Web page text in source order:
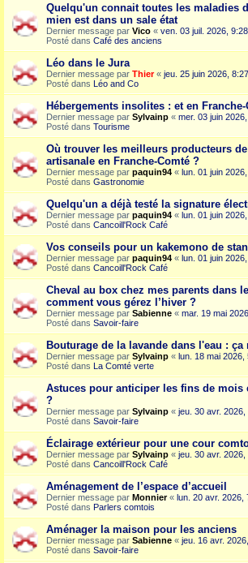
Quelqu'un connait toutes les maladies
mien est dans un sale état
Dernier message par Vico « ven. 03 juil. 2026, 9:28
Posté dans Café des anciens
Léo dans le Jura
Dernier message par Thier« jeu. 25 juin 2026, 8:27
Posté dans Léo and Co
Hébergements insolites : et en
Dernier message par Sylvainp « mer. 03 juin
Posté dans Tourisme
Où trouver les meilleurs producteurs
artisanale en Franche-Comté ?
Dernier message par paquin94 « lun. 01 juin
Posté dans Gastronomie
Quelqu'un a déjà testé la signature
Dernier message par paquin94 « lun. 01 juin
Posté dans Cancoill'Rock Café
Vos conseils pour un kakemono de
Dernier message par paquin94 « lun. 01 juin
Posté dans Cancoill'Rock Café
Cheval au box chez mes parents dans
comment vous gérez l’hiver ?
Dernier message par Sabienne « mar. 19 mai
Posté dans Savoir-faire
Bouturage de la lavande dans l'eau : ça
Dernier message par Sylvainp « lun. 18 mai 2026,
Posté dans La Comté verte
Astuces pour anticiper les fins de
?
Dernier message par Sylvainp « jeu. 30 avr. 2026,
Posté dans Savoir-faire
Éclairage extérieur pour une cour
Dernier message par Sylvainp « jeu. 30 avr. 2026,
Posté dans Cancoill'Rock Café
Aménagement de l’espace d’accueil
Dernier message par Monnier« lun. 20 avr. 2026,
Posté dans Parlers comtois
Aménager la maison pour les anciens
Dernier message par Sabienne « jeu. 16 avr.
Posté dans Savoir-faire